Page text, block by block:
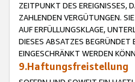
ZEITPUNKT DES EREIGNISSES,
ZAHLENDEN VERGÜTUNGEN.
AUF ERFÜLLUNGSKLAGE,
DIESES ABSATZES
EINGESCHRÄNKT WERDEN
9.Haftungsfreistellung